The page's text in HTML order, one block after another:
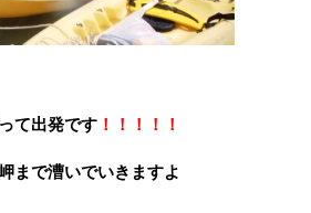
て出発です ！！！！！
まで漕いでいきますよ